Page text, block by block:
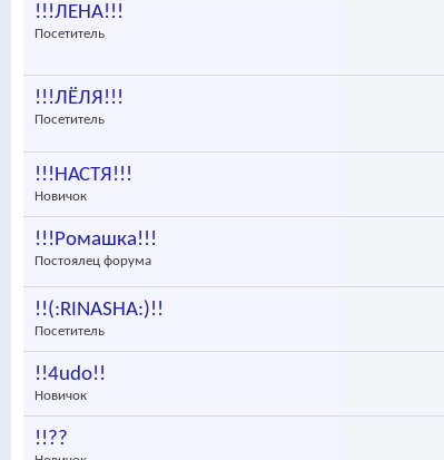
!!!ЛЕНА!!!
Посетитель
!!!ЛЁЛЯ!!!
Посетитель
!!!НАСТЯ!!!
Новичок
!!!Ромашка!!!
Постоялец форума
!!(:RINASHA:)!!
Посетитель
!!4udo!!
Новичок
!!??